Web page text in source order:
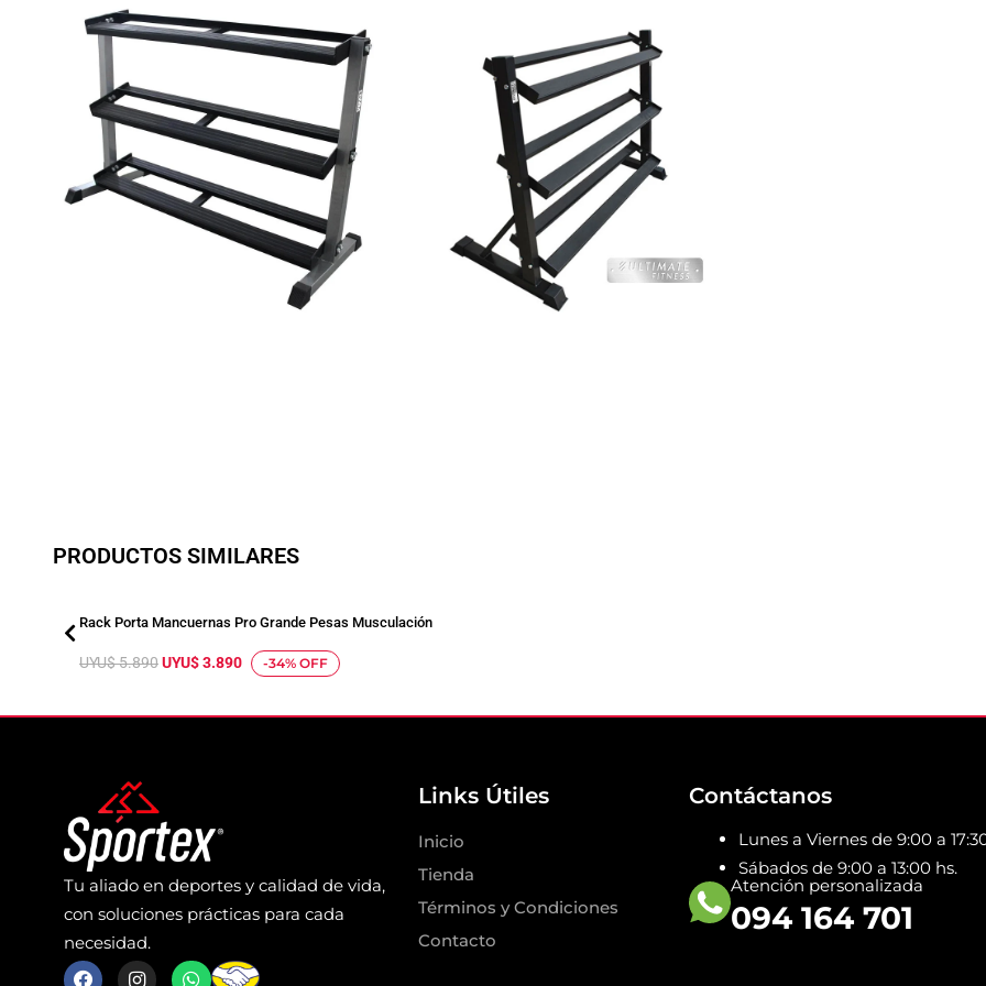
PRODUCTOS SIMILARES
Rack Porta Mancuernas Pro Grande Pesas Musculación
UYU$5.890E
p
i
o
o
r
UYU$3.890E
p
a
c
u
-34% OFF
Tu aliado en deportes y calidad de vida,
con soluciones prácticas para cada
necesidad.
F
I
W
Links Útiles
Inicio
Tienda
Términos y Condiciones
Contacto
Contáctanos
Lunes a Viernes de 9:00 a
Sábados de 9:00 a 13:00 hs.
Atención personalizada
094 164 701